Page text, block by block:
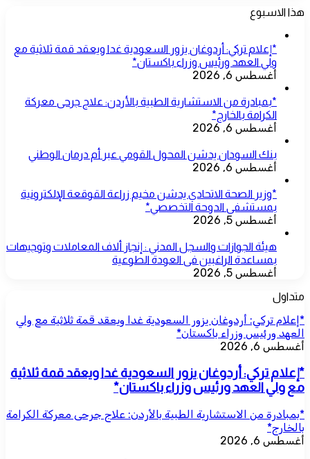
هذا الاسبوع
*إعلام تركي: أردوغان يزور السعودية غدا ويعقد قمة ثلاثية مع
ولي العهد ورئيس وزراء باكستان*
أغسطس 6, 2026
*بمبادرة من الاستشارية الطبية بالأردن: علاج جرحى معركة
الكرامة بالخارج*
أغسطس 6, 2026
بنك السودان يدشن المحول القومي عبر أم درمان الوطني
أغسطس 6, 2026
*وزير الصحة الاتحادي يدشن مخيم زراعة القوقعة الإلكترونية
بمستشفى الدوحة التخصصي*
أغسطس 5, 2026
هيئة الجوازات والسجل المدني : إنجاز ألاف المعاملات وتوجيهات
بمساعدة الراغبين فى العودة الطوعية
أغسطس 5, 2026
متداول
*إعلام تركي: أردوغان يزور السعودية غدا ويعقد قمة ثلاثية مع ولي
العهد ورئيس وزراء باكستان*
أغسطس 6, 2026
*إعلام تركي: أردوغان يزور السعودية غدا ويعقد قمة ثلاثية
مع ولي العهد ورئيس وزراء باكستان*
*بمبادرة من الاستشارية الطبية بالأردن: علاج جرحى معركة الكرامة
بالخارج*
أغسطس 6, 2026